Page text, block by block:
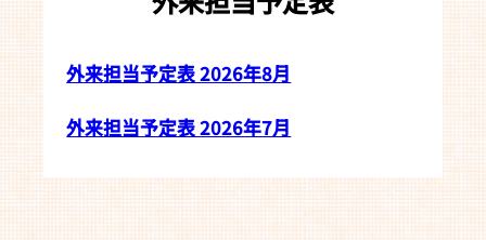
外来担当予定表 2026年8月
外来担当予定表 2026年7月